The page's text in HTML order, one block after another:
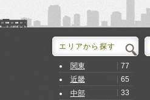
エリアから探す
関東
77
近畿
65
中部
33